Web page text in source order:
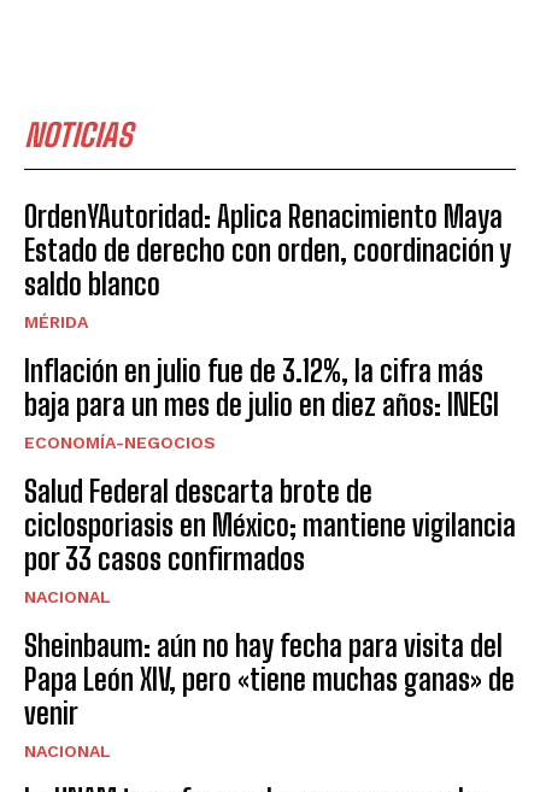
NOTICIAS
OrdenYAutoridad: Aplica Renacimiento Maya
Estado de derecho con orden, coordinación y
saldo blanco
MÉRIDA
Inflación en julio fue de 3.12%, la cifra más
baja para un mes de julio en diez años: INEGI
ECONOMÍA-NEGOCIOS
Salud Federal descarta brote de
ciclosporiasis en México; mantiene vigilancia
por 33 casos confirmados
NACIONAL
Sheinbaum: aún no hay fecha para visita del
Papa León XIV, pero «tiene muchas ganas» de
venir
NACIONAL